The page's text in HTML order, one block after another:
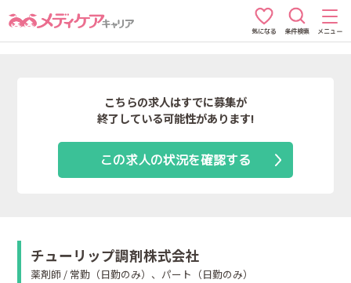
気になる 条件検索 メニュー
こちらの求人はすでに募集が
終了している可能性があります!
この求人の状況を確認する
チューリップ調剤株式会社
薬剤師 / 常勤（日勤のみ）、パート（日勤のみ）